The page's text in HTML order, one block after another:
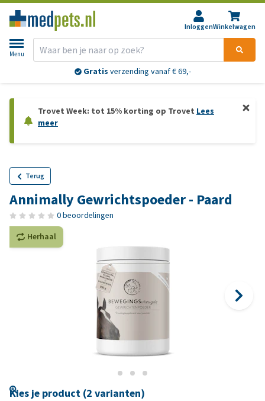
InloggenWinkelwagen
Menu
Gratis verzending vanaf € 69,-
Trovet Week: tot 15% korting op Trovet Lees
meer
Terug
Annimally Gewrichtspoeder - Paard
0 beoordelingen
Herhaal
Kies je product (2 varianten)